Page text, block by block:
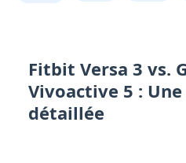
Fitbit Versa 3 vs.
Vivoactive 5 :
détaillée